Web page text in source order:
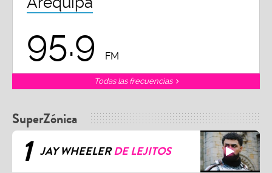
95.9 FM
Todas las frecuencias
SuperZónica
1 JAY WHEELERDE LEJITOS